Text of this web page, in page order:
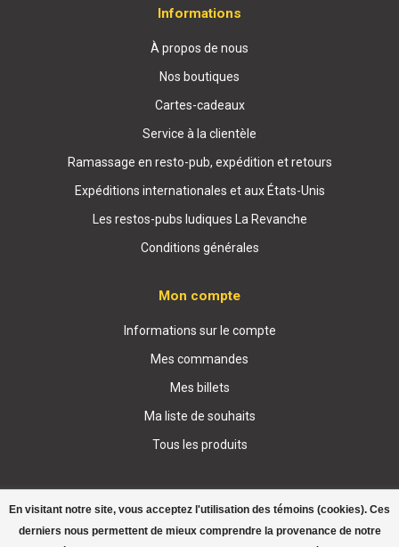
En visitant notre site, vous acceptez l'utilisation des témoins (cookies). Ces
derniers nous permettent de mieux comprendre la provenance de notre
Informations
À propos de nous
Nos boutiques
Cartes-cadeaux
Service à la clientèle
Ramassage en resto-pub, expédition et retours
Expéditions internationales et aux États-Unis
Les restos-pubs ludiques La Revanche
Conditions générales
Mon compte
Informations sur le compte
Mes commandes
Mes billets
Ma liste de souhaits
Tous les produits